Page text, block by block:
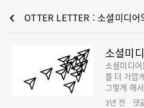
chevron_left OTTER LETTER : 소셜미디어의
소셜미
소셜미디
를 더 가깝
그렇게 해
되는 것에
3년 전 댓